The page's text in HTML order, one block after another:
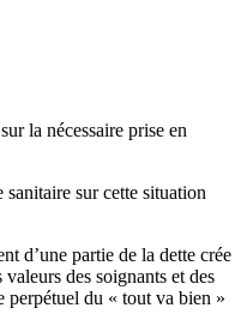
la nécessaire prise en
sur cette situation
d’une partie de la dette crée
des soignants et des
perpétuel du « tout va bien »